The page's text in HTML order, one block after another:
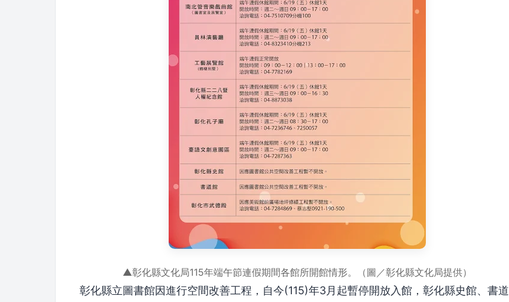
▲彰化縣文化局115年端午節連假期間各館所開館情形。（圖／彰化縣文化局提供）
彰化縣立圖書館因進行空間改善工程，自今(115)年3月起暫停開放入館，彰化縣史館、書道